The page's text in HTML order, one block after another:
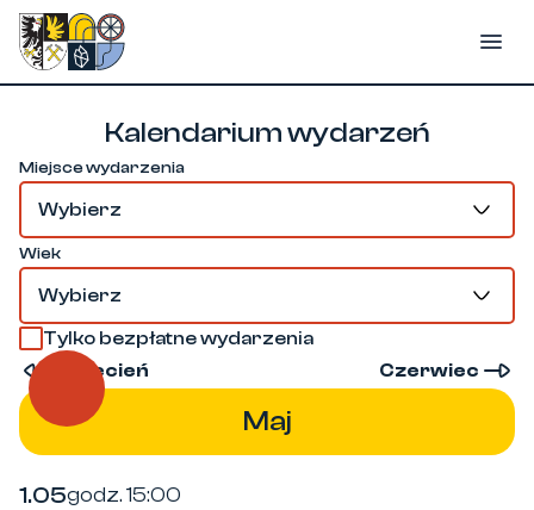
Przejdź
do
treści
500-lecie Miasta Tarnowskie Góry
Kalendariumwydarzeń
Miejsce wydarzenia
Wybierz
Wiek
Wybierz
Tylko bezpłatne wydarzenia
Kwiecień
Czerwiec
Maj
1.05godz. 15:00